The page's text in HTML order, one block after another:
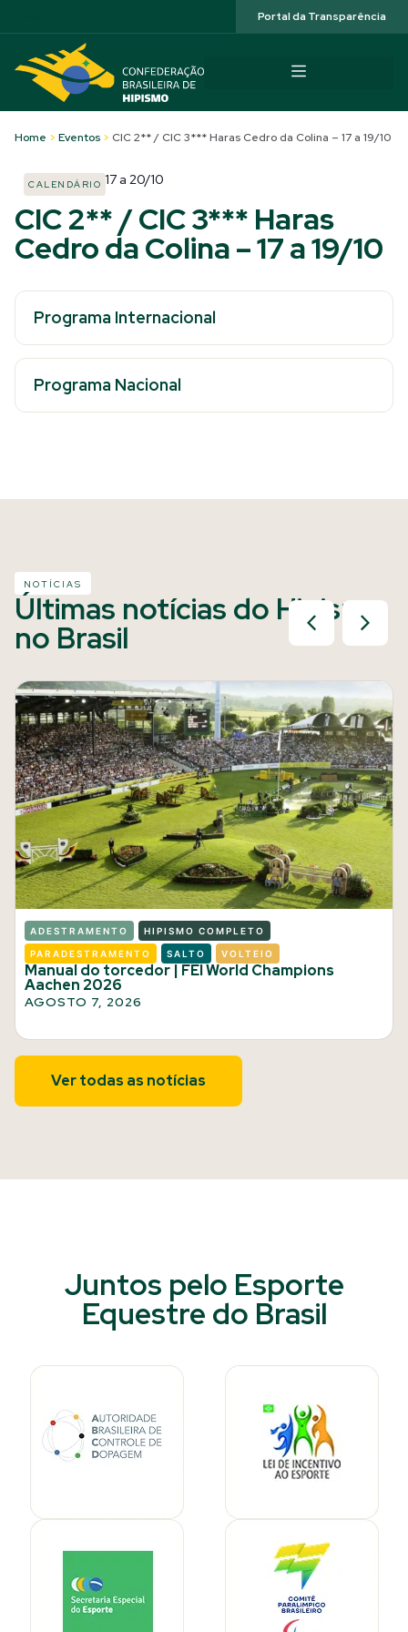
Portal da Transparência
Home > Eventos > CIC 2** / CIC 3*** Haras Cedro da Colina – 17 a 19/10
CALENDÁRIO 17 a 20/10
CIC 2** / CIC 3*** Haras
Cedro da Colina – 17 a 19/10
Programa Internacional
Programa Nacional
NOTÍCIAS
Últimas notícias do Hipismo
no Brasil
ADESTRAMENTO HIPISMO COMPLETO
PARADESTRAMENTO SALTO VOLTEIO
Manual do torcedor | FEI World Champions
Aachen 2026
AGOSTO 7, 2026
Ver todas as notícias
Juntos pelo Esporte
Equestre do Brasil​